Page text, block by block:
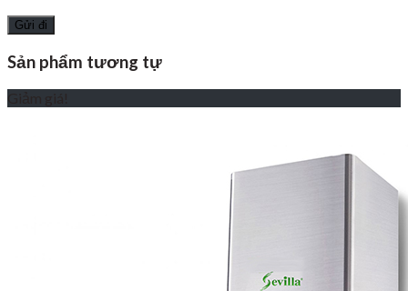
Sản phẩm tương tự